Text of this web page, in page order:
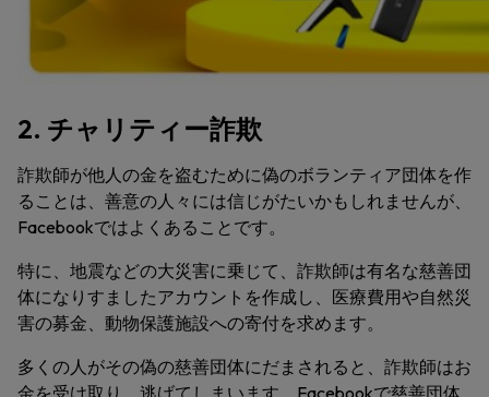
2. チャリティー詐欺
詐欺師が他人の金を盗むために偽のボランティア団体を作
ることは、善意の人々には信じがたいかもしれませんが、
Facebookではよくあることです。
特に、地震などの大災害に乗じて、詐欺師は有名な慈善団
体になりすましたアカウントを作成し、医療費用や自然災
害の募金、動物保護施設への寄付を求めます。
多くの人がその偽の慈善団体にだまされると、詐欺師はお
金を受け取り、逃げてしまいます。Facebookで慈善団体